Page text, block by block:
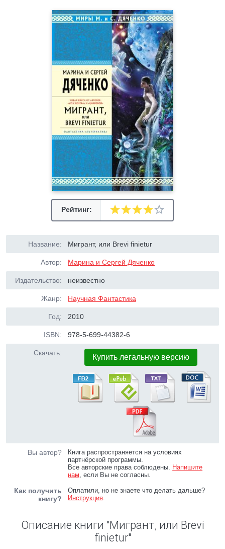
Рейтинг:
Название: Мигрант, или Brevi finietur
Автор: Марина и Сергей Дяченко
Издательство: неизвестно
Жанр: Научная Фантастика
Год: 2010
ISBN: 978-5-699-44382-6
Скачать: Купить легальную версию
Вы автор?
Книга распространяется на условиях
партнёрской программы.
Все авторские права соблюдены. Напишите
нам, если Вы не согласны.
Как получить
книгу?
Оплатили, но не знаете что делать дальше?
Инструкция.
Описание книги "Мигрант, или Brevi
finietur"